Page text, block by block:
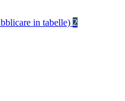
in tabelle) 2